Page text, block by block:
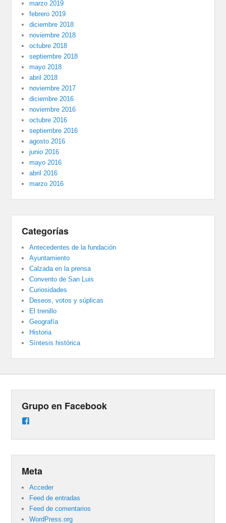
marzo 2019
febrero 2019
diciembre 2018
noviembre 2018
octubre 2018
septiembre 2018
mayo 2018
abril 2018
noviembre 2017
diciembre 2016
noviembre 2016
octubre 2016
septiembre 2016
agosto 2016
junio 2016
mayo 2016
abril 2016
marzo 2016
Categorías
Antecedentes de la fundación
Ayuntamiento
Calzada en la prensa
Convento de San Luis
Curiosidades
Deseos, votos y súplicas
El trenillo
Geografía
Historia
Síntesis histórica
Grupo en Facebook
Meta
Acceder
Feed de entradas
Feed de comentarios
WordPress.org